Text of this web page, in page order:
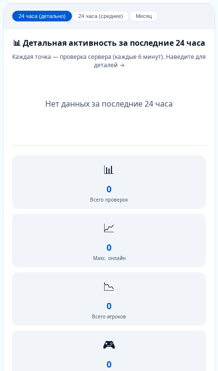
24 часа (детально) 24 часа (среднее) Месяц
📊 Детальная активность за последние 24 часа
Каждая точка — проверка сервера (каждые 6 минут). Наведите для
деталей →
Нет данных за последние 24 часа
📊
0
Всего проверок
📈
0
Макс. онлайн
📉
0
Всего игроков
🎮
0